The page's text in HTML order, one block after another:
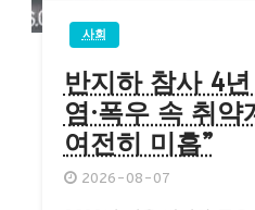
사회
반지하 참사 4
염·폭우 속 취
여전히 미흡”
2026-08-07